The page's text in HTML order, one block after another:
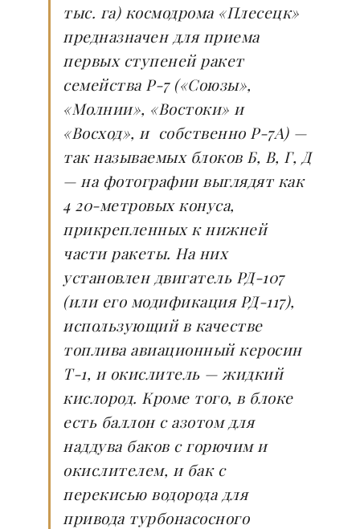
тыс. га) космодрома «Плесецк»
предназначен для приема
первых ступеней ракет
семейства Р-7 («Союзы»,
«Молнии», «Востоки» и
«Восход», и собственно Р-7А) —
так называемых блоков Б, В, Г, Д
— на фотографии выглядят как
4 20-метровых конуса,
прикрепленных к нижней
части ракеты. На них
установлен двигатель РД-107
(или его модификация РД-117),
использующий в качестве
топлива авиационный керосин
Т-1, и окислитель — жидкий
кислород. Кроме того, в блоке
есть баллон с азотом для
наддува баков с горючим и
окислителем, и бак с
перекисью водорода для
привода турбонасосного